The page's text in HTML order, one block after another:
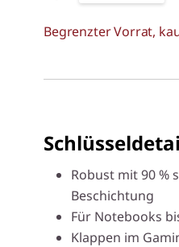
Begrenzter Vorrat,
Robust mit 90 %
Beschichtung
Für Notebooks
Klappen im